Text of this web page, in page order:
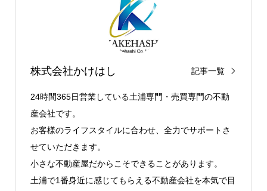
株式会社かけはし 記事一覧
24時間365日営業している土浦専門・売買専門の不動
産会社です。
お客様のライフスタイルに合わせ、全力でサポートさ
せていただきます。
小さな不動産屋だからこそできることがあります。
土浦で1番身近に感じてもらえる不動産会社を本気で目